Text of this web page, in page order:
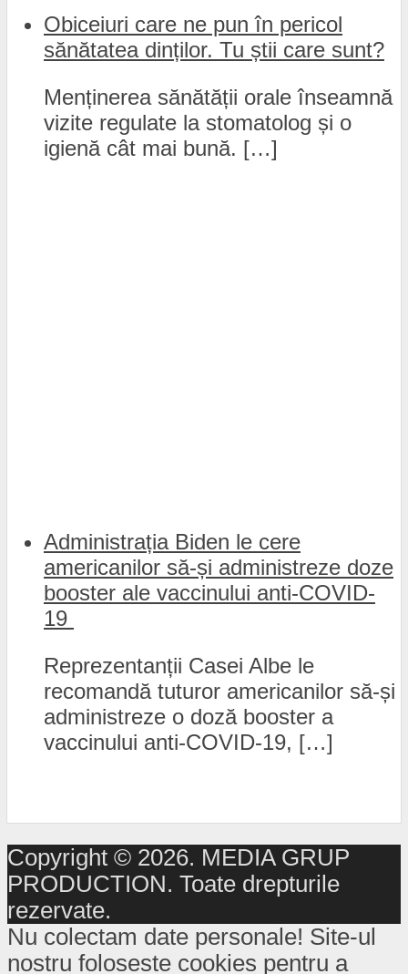
Obiceiuri care ne pun în pericol
sănătatea dinților. Tu știi care sunt?
Menținerea sănătății orale înseamnă
vizite regulate la stomatolog și o
igienă cât mai bună. […]
Administrația Biden le cere
americanilor să-și administreze doze
booster ale vaccinului anti-COVID-
19
Reprezentanții Casei Albe le
recomandă tuturor americanilor să-și
administreze o doză booster a
vaccinului anti-COVID-19, […]
Copyright © 2026. MEDIA GRUP
PRODUCTION. Toate drepturile
rezervate.
Nu colectam date personale! Site-ul
nostru foloseste cookies pentru a